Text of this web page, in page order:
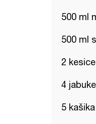
500 ml
500 ml
2
4 jabuke
5